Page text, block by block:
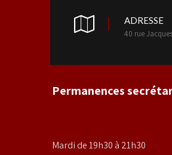
ADRESSE
40 rue
Permanences
Mardi de 19h30 à 21h30